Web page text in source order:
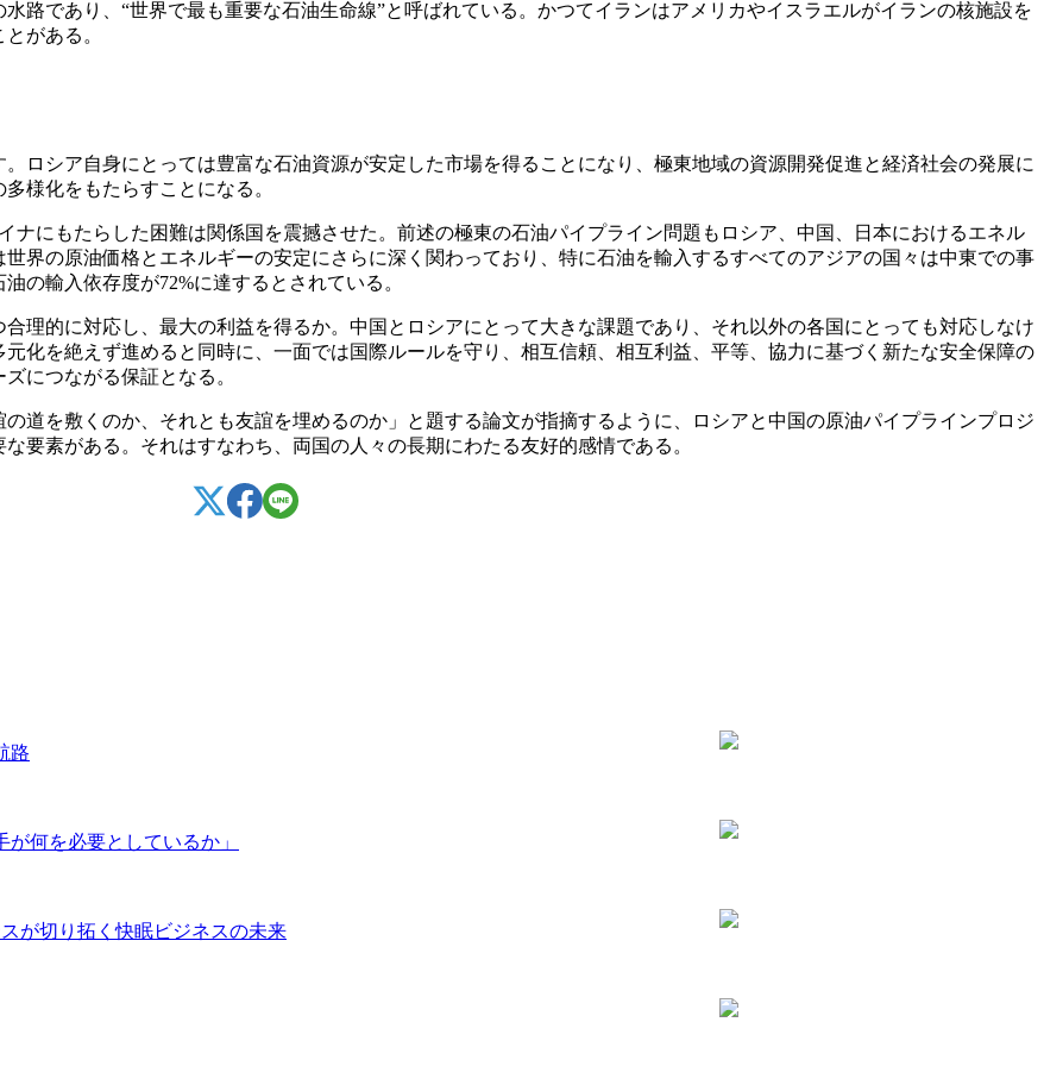
路であり、“世界で最も重要な石油生命線”と呼ばれている。かつてイランはアメリカやイスラエルがイランの核施設を
がある。
ロシア自身にとっては豊富な石油資源が安定した市場を得ることになり、極東地域の資源開発促進と経済社会の発展に
様化をもたらすことになる。
にもたらした困難は関係国を震撼させた。前述の極東の石油パイプライン問題もロシア、中国、日本におけるエネル
界の原油価格とエネルギーの安定にさらに深く関わっており、特に石油を輸入するすべてのアジアの国々は中東での事
の輸入依存度が72%に達するとされている。
理的に対応し、最大の利益を得るか。中国とロシアにとって大きな課題であり、それ以外の各国にとっても対応しなけ
化を絶えず進めると同時に、一面では国際ルールを守り、相互信頼、相互利益、平等、協力に基づく新たな安全保障の
につながる保証となる。
道を敷くのか、それとも友誼を埋めるのか」と題する論文が指摘するように、ロシアと中国の原油パイプラインプロジ
要素がある。それはすなわち、両国の人々の長期にわたる友好的感情である。
路
が何を必要としているか」
が切り拓く快眠ビジネスの未来